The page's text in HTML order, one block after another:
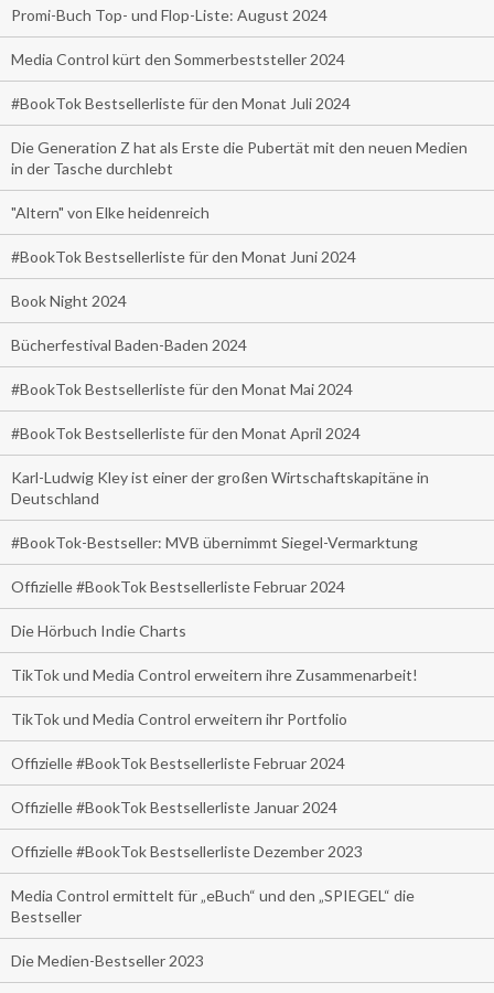
Promi-Buch Top- und Flop-Liste: August 2024
Media Control kürt den Sommerbeststeller 2024
#BookTok Bestsellerliste für den Monat Juli 2024
Die Generation Z hat als Erste die Pubertät mit den neuen Medien
in der Tasche durchlebt
"Altern" von Elke heidenreich
#BookTok Bestsellerliste für den Monat Juni 2024
Book Night 2024
Bücherfestival Baden-Baden 2024
#BookTok Bestsellerliste für den Monat Mai 2024
#BookTok Bestsellerliste für den Monat April 2024
Karl-Ludwig Kley ist einer der großen Wirtschaftskapitäne in
Deutschland
#BookTok-Bestseller: MVB übernimmt Siegel-Vermarktung
Offizielle #BookTok Bestsellerliste Februar 2024
Die Hörbuch Indie Charts
TikTok und Media Control erweitern ihre Zusammenarbeit!
TikTok und Media Control erweitern ihr Portfolio
Offizielle #BookTok Bestsellerliste Februar 2024
Offizielle #BookTok Bestsellerliste Januar 2024
Offizielle #BookTok Bestsellerliste Dezember 2023
Media Control ermittelt für „eBuch“ und den „SPIEGEL“ die
Bestseller
Die Medien-Bestseller 2023